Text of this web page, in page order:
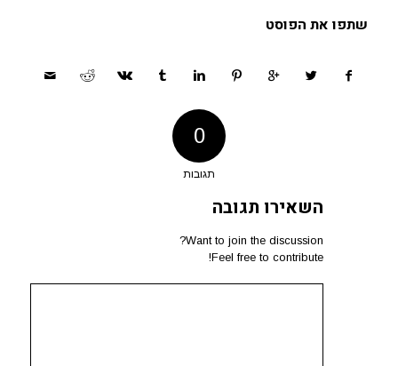
שתפו את הפוסט
0
תגובות
השאירו תגובה
Want to join the discussion?
Feel free to contribute!